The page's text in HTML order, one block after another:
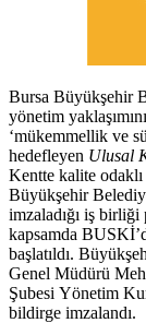
Bursa Büyükşehir
yönetim
‘mükemmellik ve
hedefleyen Ulusal
Kentte kalite odaklı
Büyükşehir
imzaladığı iş
kapsamda
başlatıldı.
Genel Müdürü
Şubesi Yönetim
bildirge imzalandı.